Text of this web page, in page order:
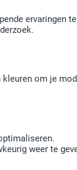
ervaringen
om je
weer te